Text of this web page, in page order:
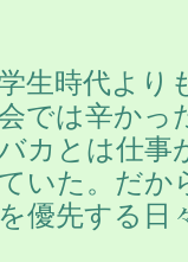
生時代より
では辛か
カとは仕事
ていた。だか
を優先する日